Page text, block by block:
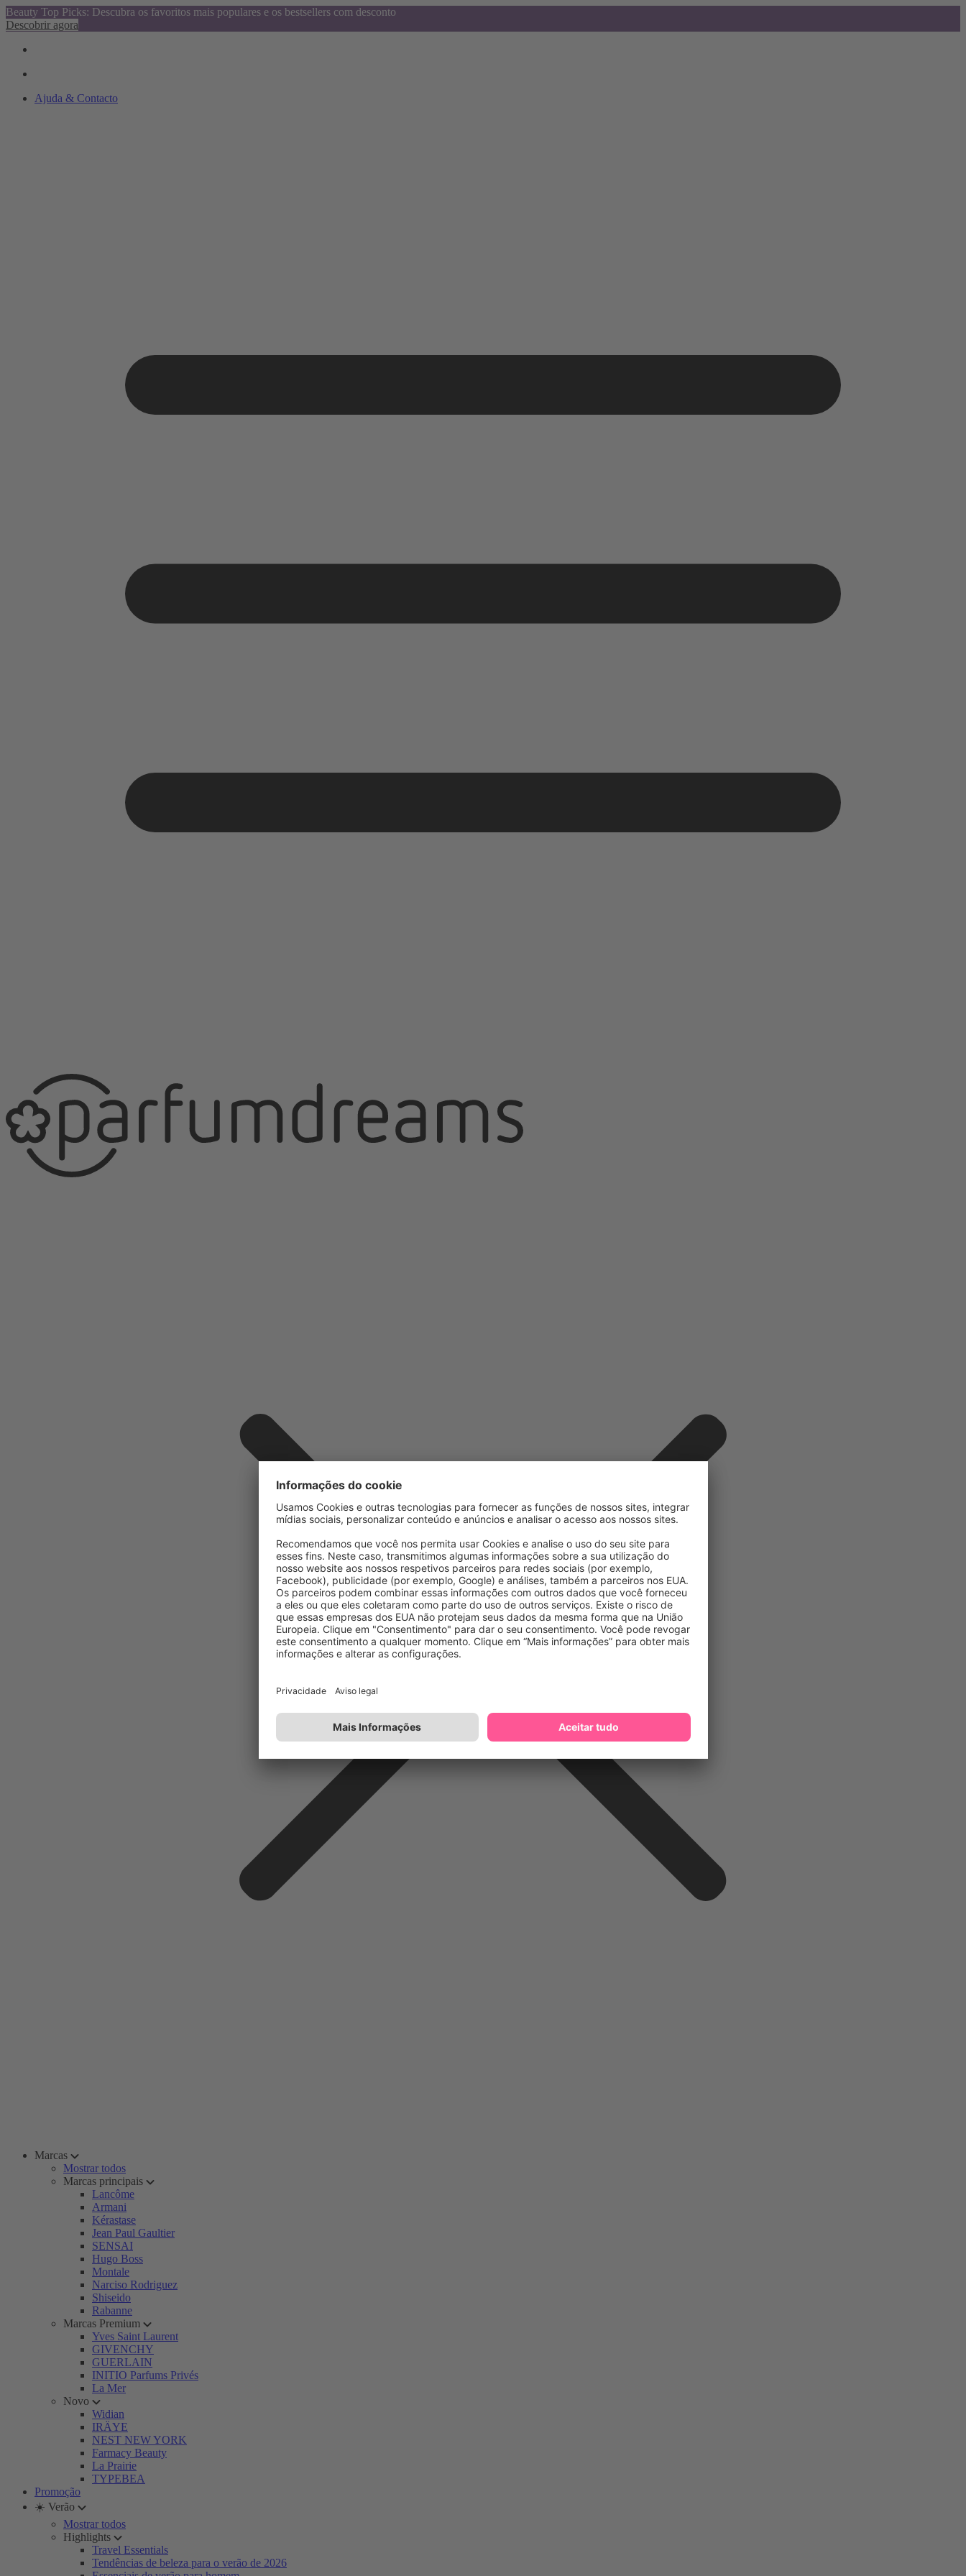
Beauty Top Picks: Descubra os favoritos mais populares e os bestsellers com desconto
Descobrir agora
Ajuda & Contacto
Marcas
Mostrar todos
Marcas principais
Lancôme
Armani
Kérastase
Jean Paul Gaultier
SENSAI
Hugo Boss
Montale
Narciso Rodriguez
Shiseido
Rabanne
Marcas Premium
Yves Saint Laurent
GIVENCHY
GUERLAIN
INITIO Parfums Privés
La Mer
Novo
Widian
IRÄYE
NEST NEW YORK
Farmacy Beauty
La Prairie
TYPEBEA
Promoção
☀️ Verão
Mostrar todos
Highlights
Travel Essentials
Tendências de beleza para o verão de 2026